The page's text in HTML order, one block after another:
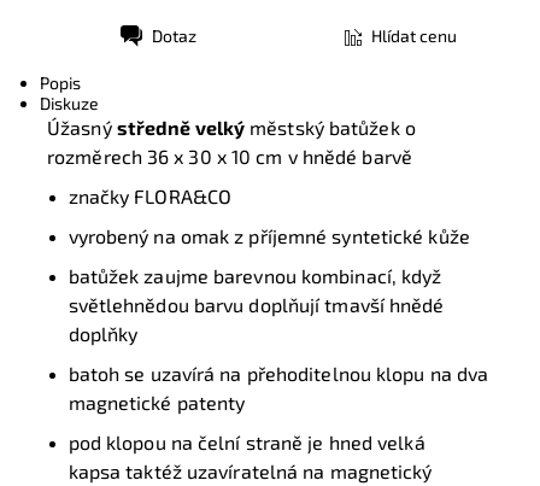
Dotaz Hlídat cenu
Popis
Diskuze
Úžasný středně velký městský batůžek o
rozměrech 36 x 30 x 10 cm v hnědé barvě
značky FLORA&CO
vyrobený na omak z příjemné syntetické kůže
batůžek zaujme barevnou kombinací, když
světlehnědou barvu doplňují tmavší hnědé
doplňky
batoh se uzavírá na přehoditelnou klopu na dva
magnetické patenty
pod klopou na čelní straně je hned velká
kapsa taktéž uzavíratelná na magnetický